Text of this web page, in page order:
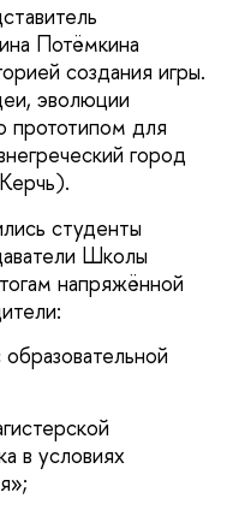
Потёмкина
создания игры.
эволюции
прототипом для
город
студенты
Школы
напряжённой
в условиях